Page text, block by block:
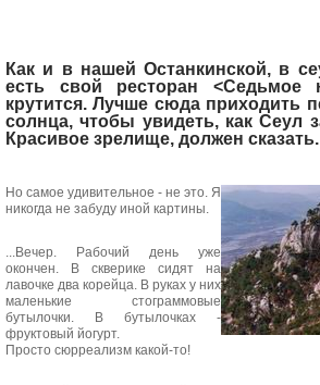
Как и в нашей Останкинской, в
есть свой ресторан <Седьмое
крутится. Лучше сюда приходить
солнца, чтобы увидеть, как Сеул
Красивое зрелище, должен сказать.
Но самое удивительное - не это. Я
никогда не забуду иной картины.
...Вечер. Рабочий день уже
окончен. В скверике сидят на
лавочке два корейца. В руках у них
маленькие стограммовые
бутылочки. В бутылочках -
фруктовый йогурт.
Просто сюрреализм какой-то!